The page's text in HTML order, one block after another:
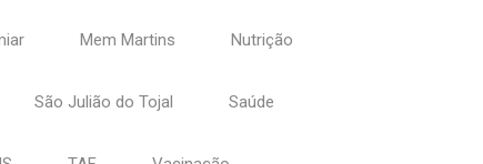
Mem Martins Nutrição
São Julião do Tojal Saúde